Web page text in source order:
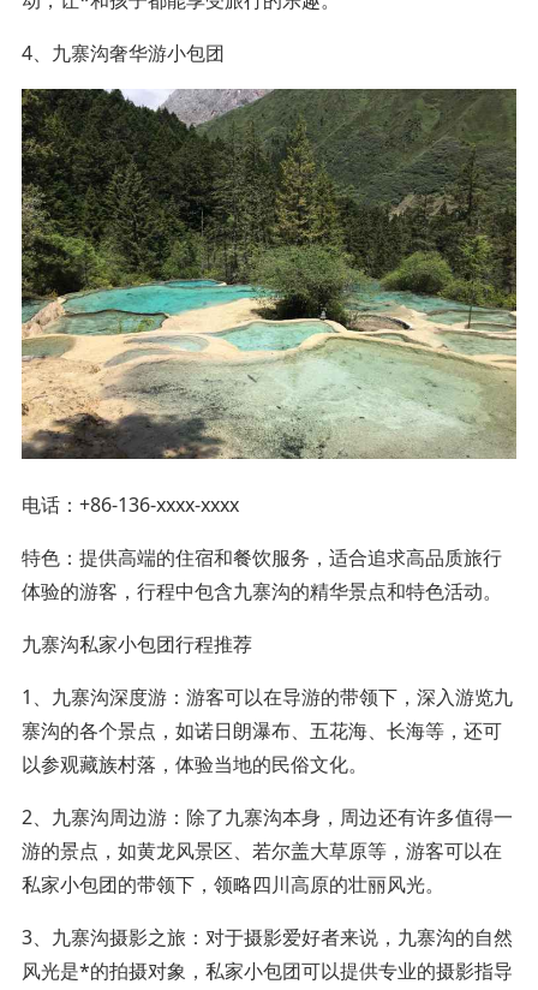
4、九寨沟奢华游小包团
电话：+86-136-xxxx-xxxx
特色：提供高端的住宿和餐饮服务，适合追求高品质旅行
体验的游客，行程中包含九寨沟的精华景点和特色活动。
九寨沟私家小包团行程推荐
1、九寨沟深度游：游客可以在导游的带领下，深入游览九
寨沟的各个景点，如诺日朗瀑布、五花海、长海等，还可
以参观藏族村落，体验当地的民俗文化。
2、九寨沟周边游：除了九寨沟本身，周边还有许多值得一
游的景点，如黄龙风景区、若尔盖大草原等，游客可以在
私家小包团的带领下，领略四川高原的壮丽风光。
3、九寨沟摄影之旅：对于摄影爱好者来说，九寨沟的自然
风光是*的拍摄对象，私家小包团可以提供专业的摄影指导